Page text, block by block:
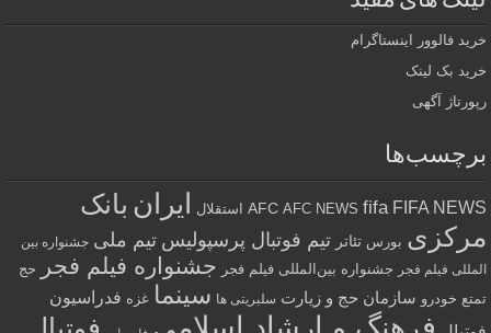
خرید فالوور اینستاگرام
خرید بک لینک
رپورتاژ آگهی
برچسب‌ها
AFC AFC NEWS fifa FIFA NEWS استقلال ایران بانک
مرکزی بورس تئاتر تیم فوتبال پرسپولیس تیم ملی جشنواره بین
المللی فیلم فجر جشنواره بین‌المللی فیلم فجر جشنواره فیلم فجر
حج
تمتع خودرو سازمان حج و زیارت سلبریتی ها سینما غزه فدراسیون